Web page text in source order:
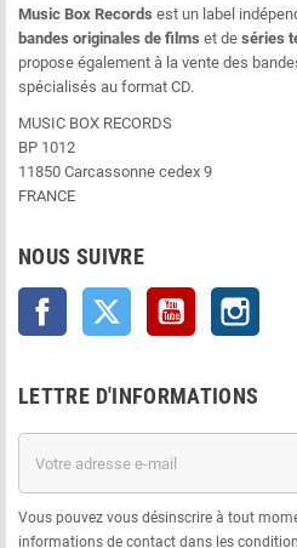
Music Box Records est un label
bandes originales de films et de séries
propose également à la vente des
spécialisés au format CD.
MUSIC BOX RECORDS
BP 1012
11850 Carcassonne cedex 9
FRANCE
NOUS SUIVRE
Facebook Twitter YouTube
LETTRE D'INFORMATIONS
Vous pouvez vous désinscrire à tout
informations de contact dans les